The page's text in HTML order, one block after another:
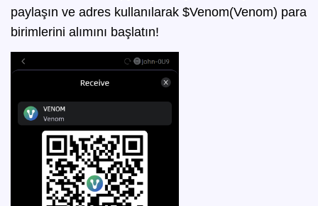
paylaşın ve adres kullanılarak $Venom(Venom) para
birimlerini alımını başlatın!